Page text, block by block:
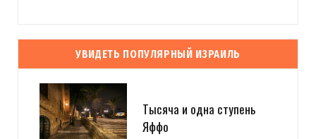
УВИДЕТЬ ПОПУЛЯРНЫЙ ИЗРАИЛЬ
Тысяча и одна ступень
Яффо